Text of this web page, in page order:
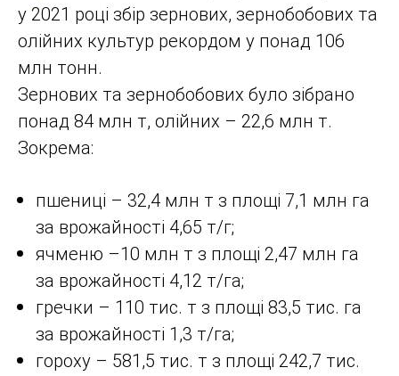
у 2021 році збір зернових, зернобобових та
олійних культур рекордом у понад 106
млн тонн.
Зернових та зернобобових було зібрано
понад 84 млн т, олійних – 22,6 млн т.
Зокрема:
пшениці – 32,4 млн т з площі 7,1 млн га
за врожайності 4,65 т/г;
ячменю –10 млн т з площі 2,47 млн ​​га
за врожайності 4,12 т/га;
гречки – 110 тис. т з площі 83,5 тис. га
за врожайності 1,3 т/га;
гороху – 581,5 тис. т з площі 242,7 тис.